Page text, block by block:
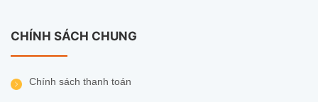
CHÍNH SÁCH CHUNG
Chính sách thanh toán